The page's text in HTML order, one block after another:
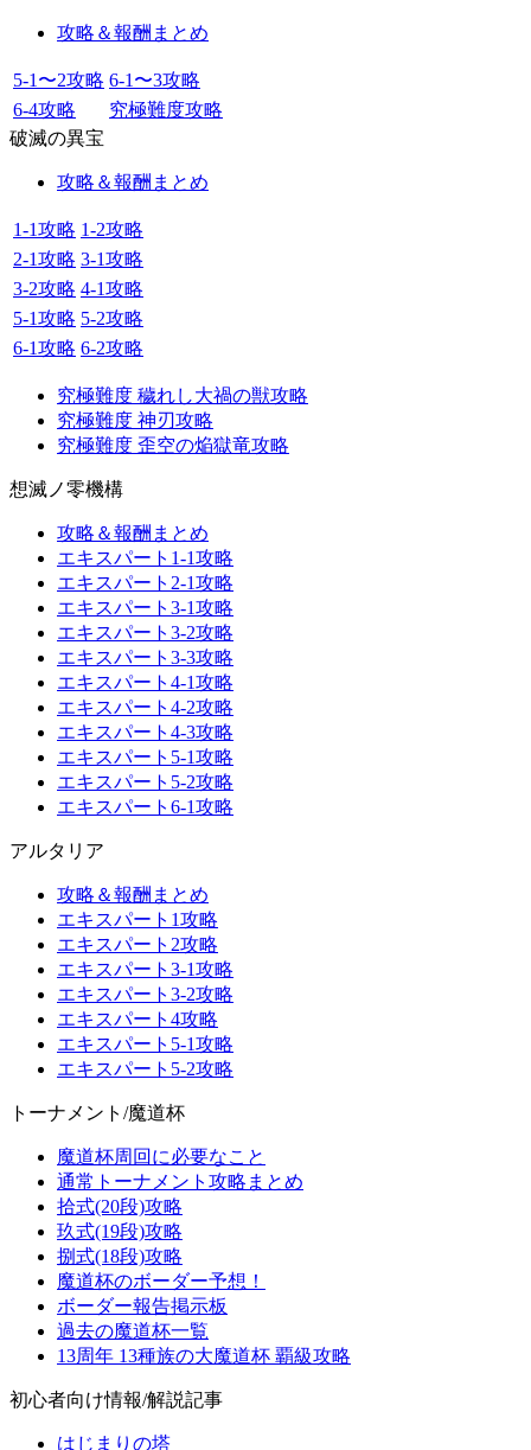
攻略＆報酬まとめ
5-1〜2攻略 6-1〜3攻略
6-4攻略
究極難度攻略
破滅の異宝
攻略＆報酬まとめ
1-1攻略 1-2攻略
2-1攻略 3-1攻略
3-2攻略 4-1攻略
5-1攻略 5-2攻略
6-1攻略 6-2攻略
究極難度 穢れし大禍の獣攻略
究極難度 神刃攻略
究極難度 歪空の焔獄竜攻略
想滅ノ零機構
攻略＆報酬まとめ
エキスパート1-1攻略
エキスパート2-1攻略
エキスパート3-1攻略
エキスパート3-2攻略
エキスパート3-3攻略
エキスパート4-1攻略
エキスパート4-2攻略
エキスパート4-3攻略
エキスパート5-1攻略
エキスパート5-2攻略
エキスパート6-1攻略
アルタリア
攻略＆報酬まとめ
エキスパート1攻略
エキスパート2攻略
エキスパート3-1攻略
エキスパート3-2攻略
エキスパート4攻略
エキスパート5-1攻略
エキスパート5-2攻略
トーナメント/魔道杯
魔道杯周回に必要なこと
通常トーナメント攻略まとめ
拾式(20段)攻略
玖式(19段)攻略
捌式(18段)攻略
魔道杯のボーダー予想！
ボーダー報告掲示板
過去の魔道杯一覧
13周年 13種族の大魔道杯 覇級攻略
初心者向け情報/解説記事
はじまりの塔